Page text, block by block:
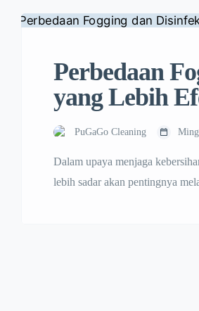
Perbedaan
yang Lebih
PuGaGo Cleaning
Dalam upaya menjaga
lebih sadar akan pentingnya